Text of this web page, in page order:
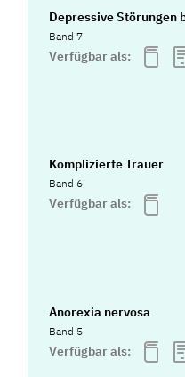
Depressive Störungen
Band 7
Verfügbar als:
Komplizierte Trauer
Band 6
Verfügbar als:
Anorexia nervosa
Band 5
Verfügbar als: